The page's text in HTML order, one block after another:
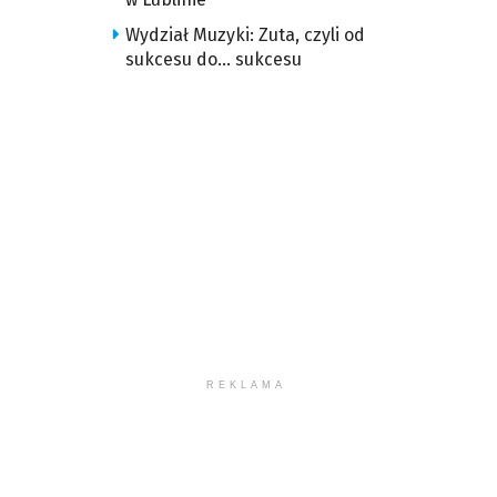
Wydział Muzyki: Zuta, czyli od
sukcesu do… sukcesu
REKLAMA